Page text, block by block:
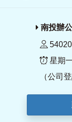
南投辦
星期
（公司